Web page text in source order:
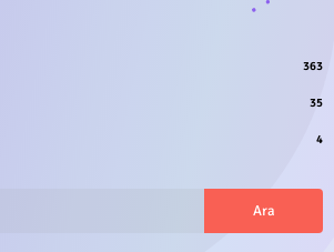
363
35
4